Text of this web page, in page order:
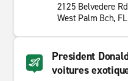
2125 Belvedere Rd
West Palm Bch,
President
voitures